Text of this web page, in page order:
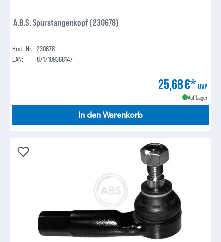
A.B.S. Spurstangenkopf (230678)
Hrst.-Nr.: 230678
EAN:
8717109368147
25,68 €* UVP
Auf Lager
In den Warenkorb